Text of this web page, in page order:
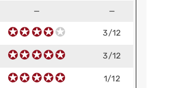
— —
3/12
3/12
1/12